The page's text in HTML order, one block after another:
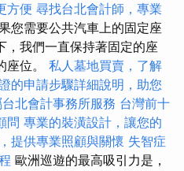
方便 尋找台北會計師，專業
您需要公共汽車上的固定座
，我們一直保持著固定的座
座位。 私人墓地買賣，了解
的申請步驟詳細說明，助您
北會計事務所服務 台灣前十
問 專業的裝潢設計，讓您的
提供專業照顧與關懷 失智症
歐洲巡遊的最高吸引力是，